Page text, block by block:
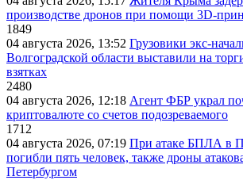
производстве дронов при помощи
1849
04 августа 2026, 13:52 Грузовики экс-
Волгоградской области выставили на
взятках
2480
04 августа 2026, 12:18 Агент ФБР украл
криптовалюте со счетов подозреваемого
1712
04 августа 2026, 07:19 При атаке БПЛА в
погибли пять человек, также дроны
Петербургом